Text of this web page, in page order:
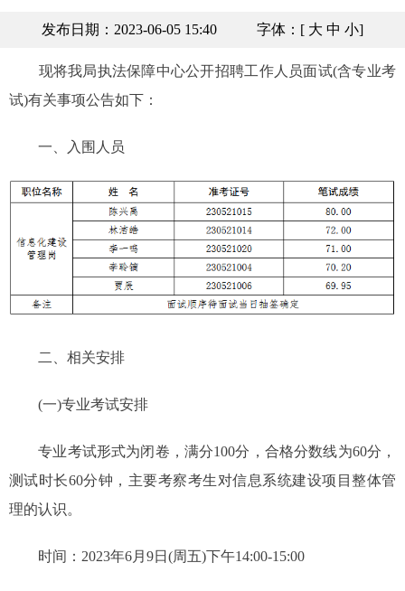
发布日期：2023-06-05 15:40 字体：[ 大 中 小]
现将我局执法保障中心公开招聘工作人员面试(含专业考
试)有关事项公告如下：
一、入围人员
二、相关安排
(一)专业考试安排
专业考试形式为闭卷，满分100分，合格分数线为60分，
测试时长60分钟，主要考察考生对信息系统建设项目整体管
理的认识。
时间：2023年6月9日(周五)下午14:00-15:00